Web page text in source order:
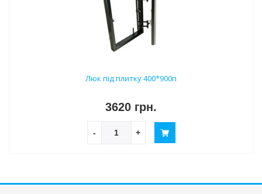
Люк під плитку 400*900п
3620 грн.
- +